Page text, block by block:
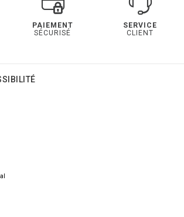
PAIEMENT
SÉCURISÉ
SERVICE
CLIENT